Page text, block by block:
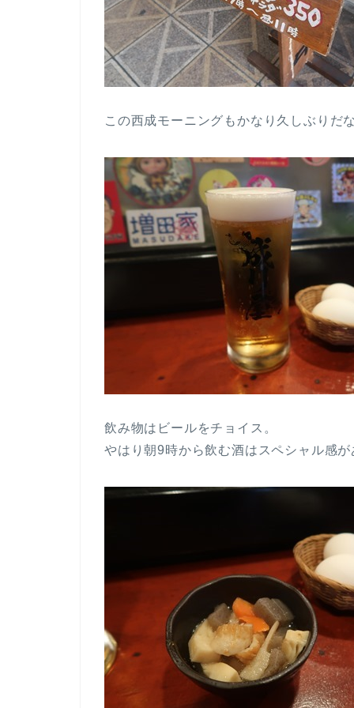
この西成モーニングもかなり久しぶりだ
飲み物はビールをチョイス。
やはり朝9時から飲む酒はスペシャル感